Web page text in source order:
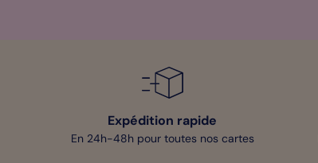
Expédition rapide
En 24h-48h pour toutes nos cartes